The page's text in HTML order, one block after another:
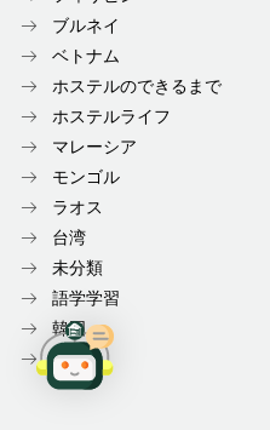
ブルネイ
ベトナム
ホステルのできるまで
ホステルライフ
マレーシア
モンゴル
ラオス
台湾
未分類
語学学習
韓国
香港